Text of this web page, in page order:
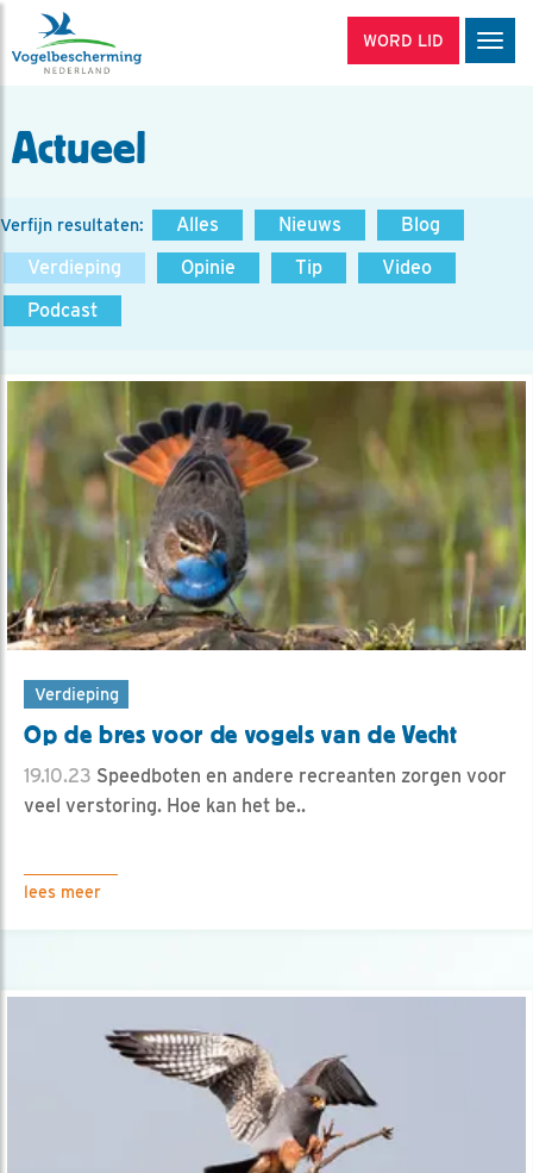
WORD LID
Actueel
Verfijn resultaten: Alles Nieuws
Blog
Verdieping
Opinie Tip
Video
Podcast
Verdieping
Op de bres voor de vogels van de Vecht
19.10.23 Speedboten en andere recreanten zorgen voor
veel verstoring. Hoe kan het be..
lees meer